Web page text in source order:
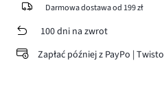
Darmowa dostawa od 199 zł
100 dni na zwrot
Zapłać później z PayPo | Twisto